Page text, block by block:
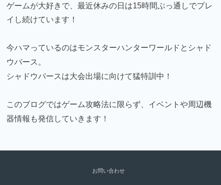
ゲームが大好きで、最近休みの日は15時間ぶっ通しでプレ
イし続けています！
今ハマっているのはモンスターハンターワールドとシャド
ウバース。
シャドウバースは大会出場に向けて猛特訓中！
このブログではゲーム攻略法に限らず、イベントや周辺機
器情報も発信していきます！
お問い合わせ